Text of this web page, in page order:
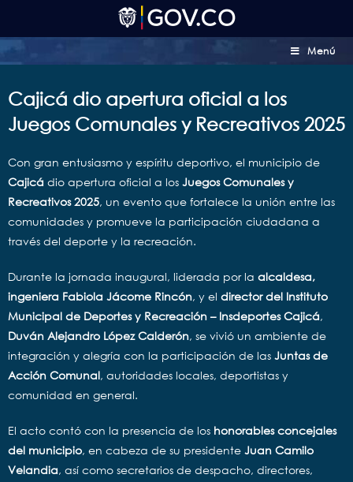
Menú
Cajicá dio apertura oficial a los
Juegos Comunales y Recreativos 2025
Con gran entusiasmo y espíritu deportivo, el municipio de
Cajicá dio apertura oficial a los Juegos Comunales y
Recreativos 2025, un evento que fortalece la unión entre las
comunidades y promueve la participación ciudadana a
través del deporte y la recreación.
Durante la jornada inaugural, liderada por la alcaldesa,
ingeniera Fabiola Jácome Rincón, y el director del Instituto
Municipal de Deportes y Recreación – Insdeportes Cajicá,
Duván Alejandro López Calderón, se vivió un ambiente de
integración y alegría con la participación de las Juntas de
Acción Comunal, autoridades locales, deportistas y
comunidad en general.
El acto contó con la presencia de los honorables concejales
del municipio, en cabeza de su presidente Juan Camilo
Velandia, así como secretarios de despacho, directores,